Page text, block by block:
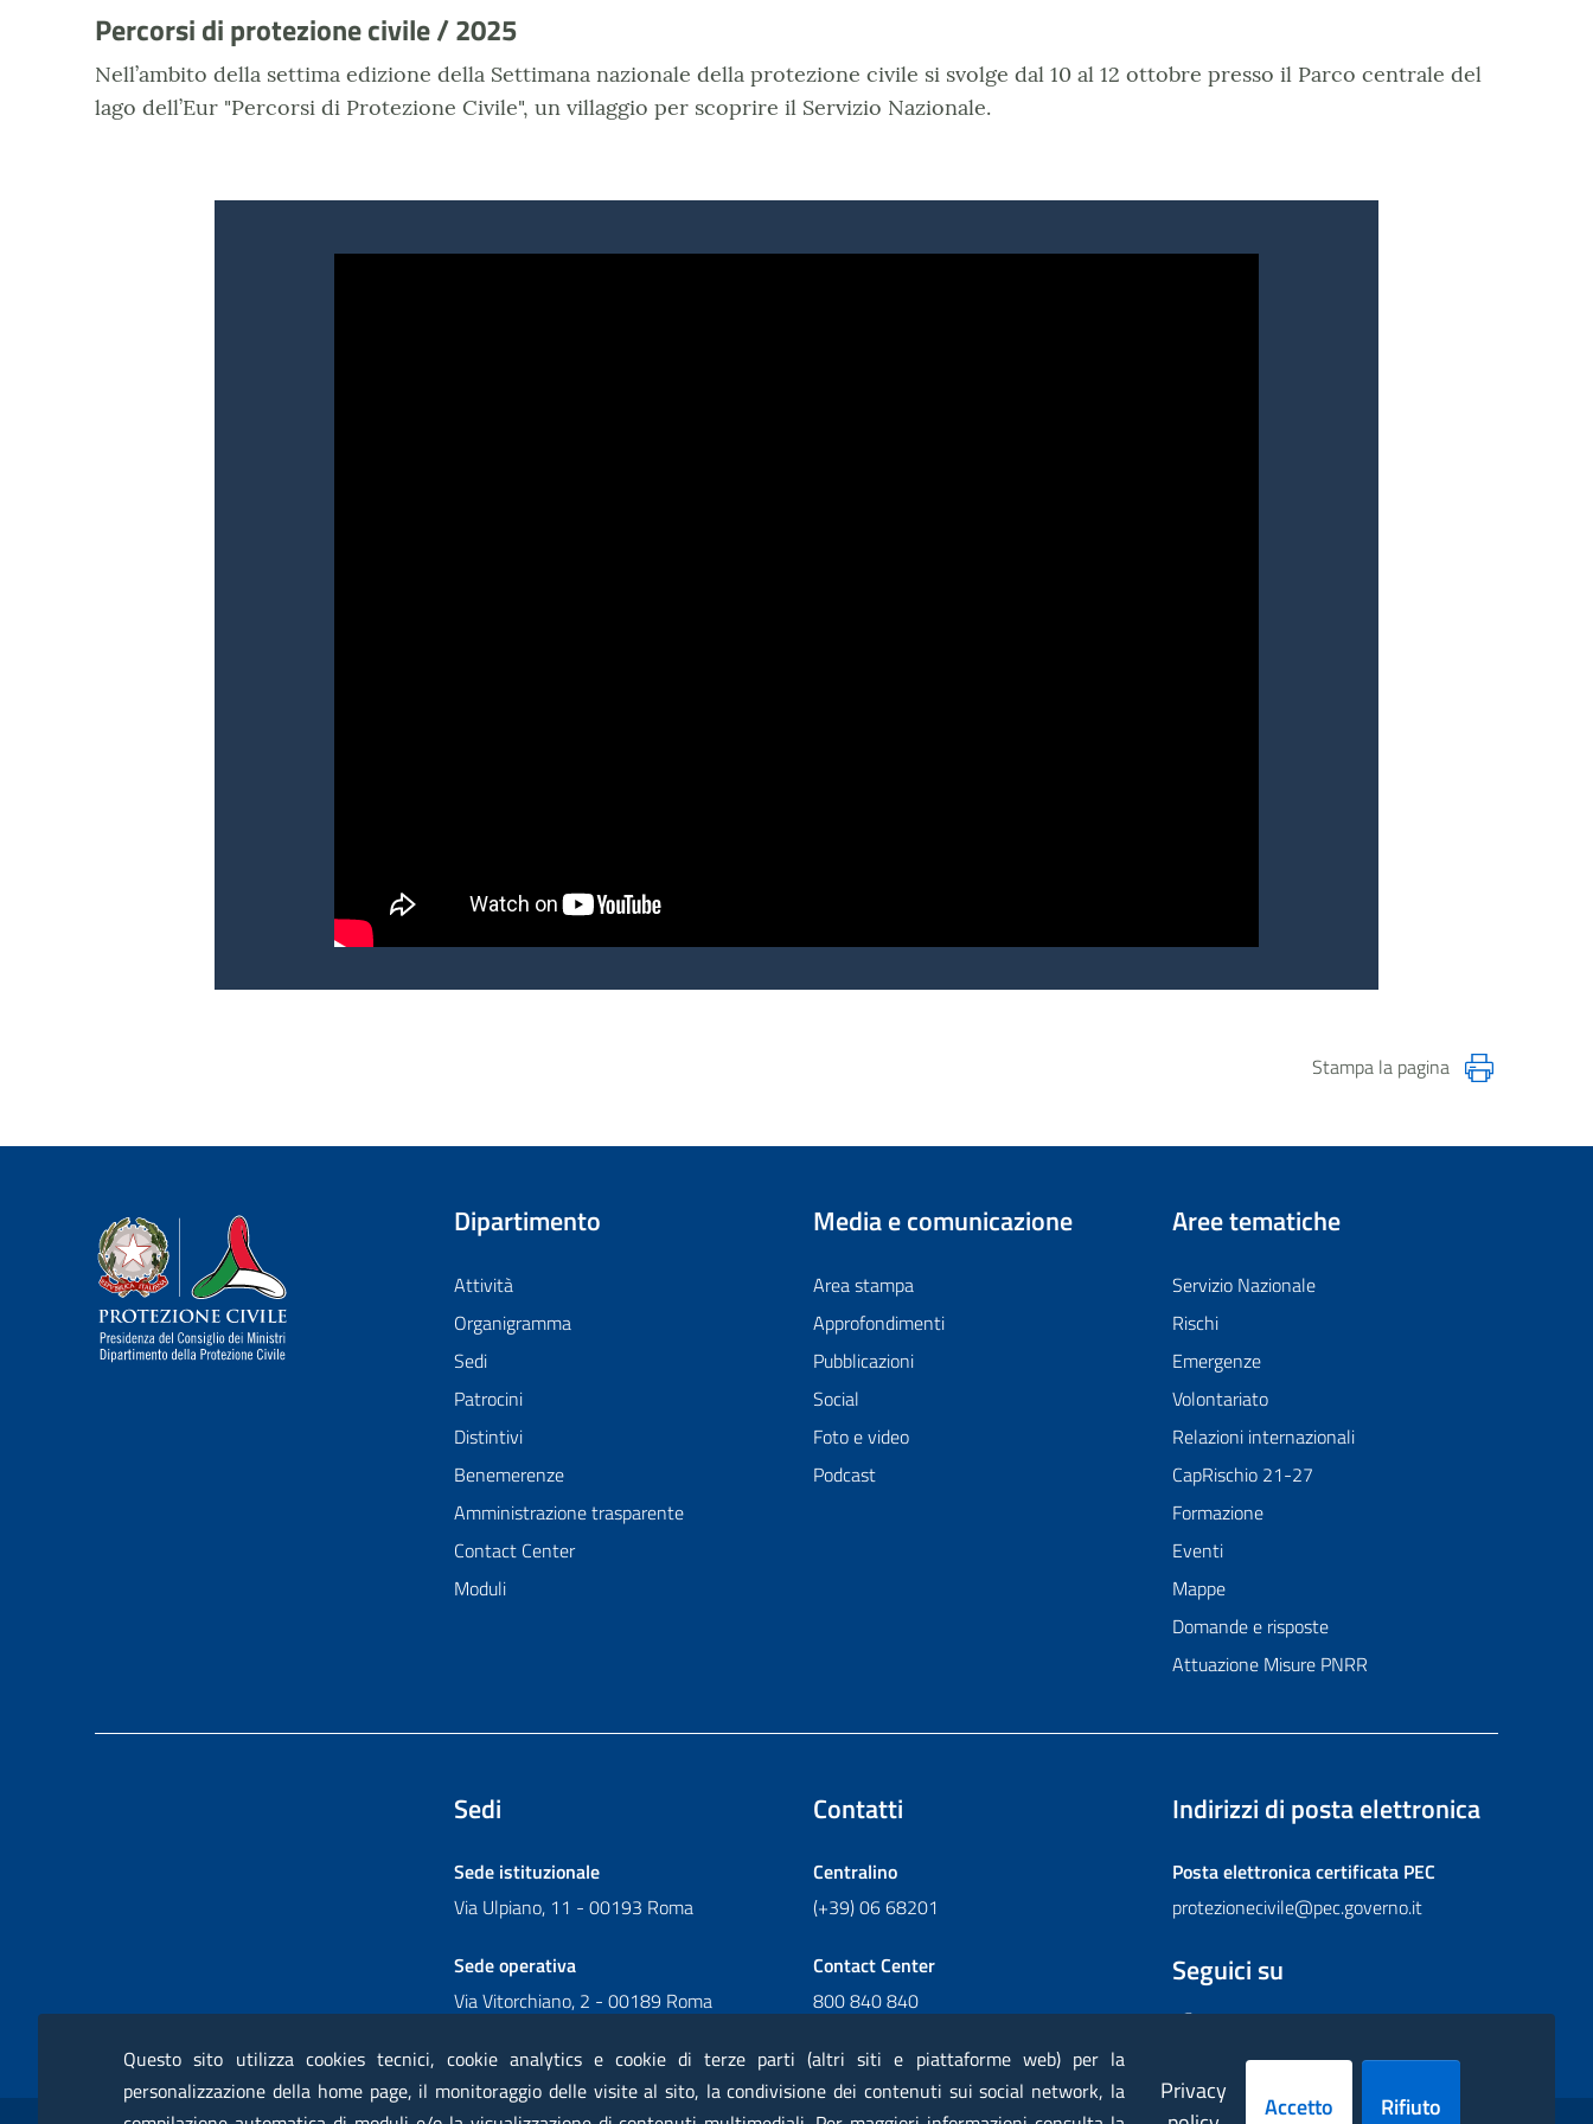
Percorsi di protezione civile / 2025
Nell’ambito della settima edizione della Settimana nazionale della protezione civile si svolge dal 10 al 12 ottobre presso il Parco centrale del
lago dell’Eur "Percorsi di Protezione Civile", un villaggio per scoprire il Servizio Nazionale.
Stampa la pagina
Dipartimento della Protezione Civile
Dipartimento
Attività
Organigramma
Sedi
Patrocini
Distintivi
Benemerenze
Amministrazione trasparente
Contact Center
Moduli
Media e comunicazione
Area stampa
Approfondimenti
Pubblicazioni
Social
Foto e video
Podcast
Aree tematiche
Servizio Nazionale
Rischi
Emergenze
Volontariato
Relazioni internazionali
CapRischio 21-27
Formazione
Eventi
Mappe
Domande e risposte
Attuazione Misure PNRR
Sedi
Sede istituzionale
Via Ulpiano, 11 - 00193 Roma
Sede operativa
Via Vitorchiano, 2 - 00189 Roma
Contatti
Centralino
(+39) 06 68201
Contact Center
800 840 840
Indirizzi di posta elettronica
Posta elettronica certificataPEC
protezionecivile@pec.governo.it
Seguici su
FacebookInstagram
TwitterYouTubeFlickr
Sezione Link Utili
Questo sito utilizza cookies tecnici, cookie analytics e cookie di terze parti (altri siti e piattaforme web) per la
personalizzazione della home page, il monitoraggio delle visite al sito, la condivisione dei contenuti sui social network, la
Privacy
Accetto Rifiuto